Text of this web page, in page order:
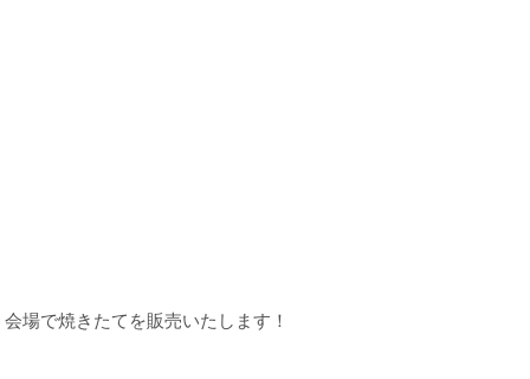
場で焼きたてを販売いたします！